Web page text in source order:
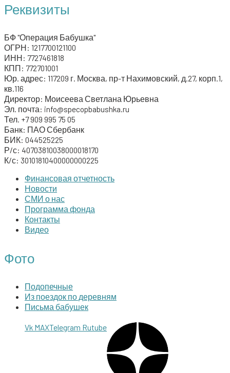
r
h
f
o
r
:
Реквизиты
БФ "Операция Бабушка"
ОГРН: 1217700121100
ИНН: 7727461818
КПП: 772701001
Юр. адрес: 117209 г. Москва, пр-т Нахимовский, д.27, корп.1,
кв.116
Директор: Моисеева Светлана Юрьевна
Эл. почта: info@specopbabushka.ru
Тел. +7 909 995 75 05
Банк: ПАО Сбербанк
БИК: 044525225
Р/с: 40703810038000018170
К/с: 30101810400000000225
Финансовая отчетность
Новости
СМИ о нас
Программа фонда
Контакты
Видео
Фото
Подопечные
Из поездок по деревням
Письма бабушек
Vk MAXTelegram Rutube